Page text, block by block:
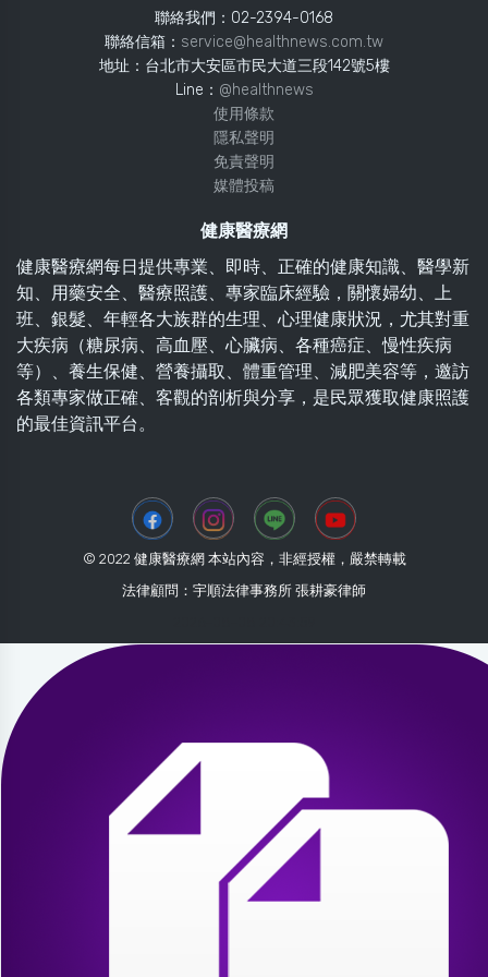
聯絡我們：02-2394-0168
聯絡信箱： service@healthnews.com.tw
地址：台北市大安區市民大道三段142號5樓
Line： @healthnews
使用條款
隱私聲明
免責聲明
媒體投稿
健康醫療網
健康醫療網每日提供專業、即時、正確的健康知識、醫學新
知、用藥安全、醫療照護、專家臨床經驗，關懷婦幼、上
班、銀髮、年輕各大族群的生理、心理健康狀況，尤其對重
大疾病（糖尿病、高血壓、心臟病、各種癌症、慢性疾病
等）、養生保健、營養攝取、體重管理、減肥美容等，邀訪
各類專家做正確、客觀的剖析與分享，是民眾獲取健康照護
的最佳資訊平台。
© 2022 健康醫療網 本站內容，非經授權，嚴禁轉載
法律顧問：宇順法律事務所 張耕豪律師